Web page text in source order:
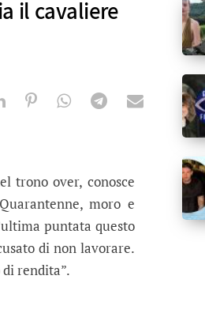
il cavaliere
Incarnato?
si sono chiesti cosa
trono over, conosce
moro e
puntata questo
di non lavorare.
rendita”.